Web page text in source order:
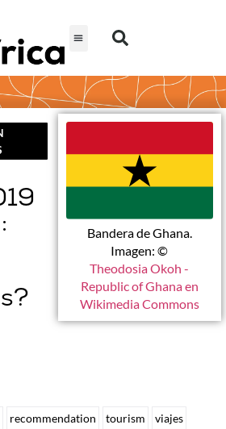
Bandera de Ghana.
Imagen: ©
Theodosia Okoh -
Republic of Ghana en
Wikimedia Commons
recommendation tourism viajes